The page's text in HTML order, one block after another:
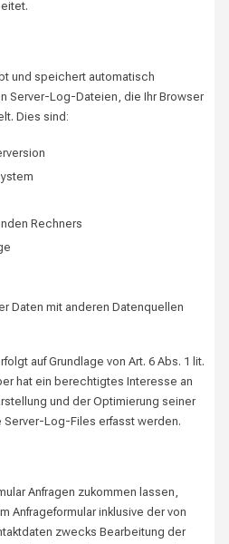
und speichert automatisch
Server-Log-Dateien, die Ihr Browser
Dies sind:
Rechners
Daten mit anderen Datenquellen
auf Grundlage von Art. 6 Abs. 1 lit.
hat ein berechtigtes Interesse an
und der Optimierung seiner
Log-Files erfasst werden.
Anfragen zukommen lassen,
Anfrageformular inklusive der von
zwecks Bearbeitung der